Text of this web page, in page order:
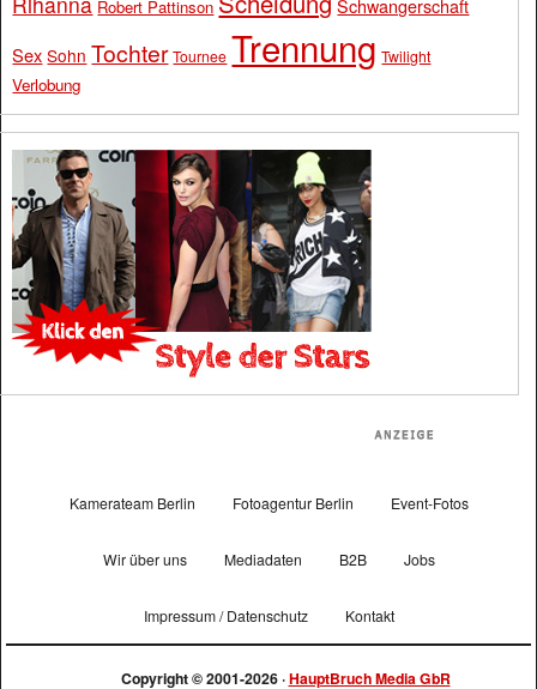
Robert Pattinson
Schwangerschaft
Sex Sohn Tochter Tournee Trennung Twilight
Verlobung
Kamerateam Berlin Fotoagentur Berlin Event-Fotos
Wir über uns Mediadaten B2B Jobs
Impressum / Datenschutz Kontakt
Copyright © 2001-2026 ·HauptBruch Media GbR